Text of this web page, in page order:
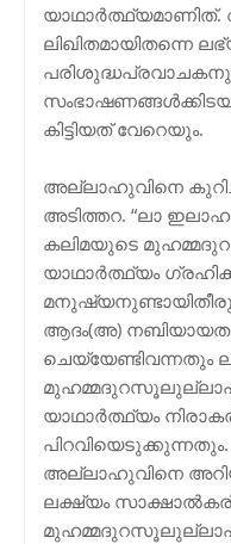
ലിഖിതമായിതന്നെ
കിട്ടിയത് വേറെയും.
അല്ലാഹുവിനെ
അടിത്തറ. “ലാ
കലിമയുടെ
യാഥാര്‍ത്ഥ്യം
ആദം(അ) നബിയായതും
മുഹമ്മദുറസൂലുല്ലാഹ്
യാഥാര്‍ത്ഥ്യം
അല്ലാഹുവിനെ
ലക്ഷ്യം